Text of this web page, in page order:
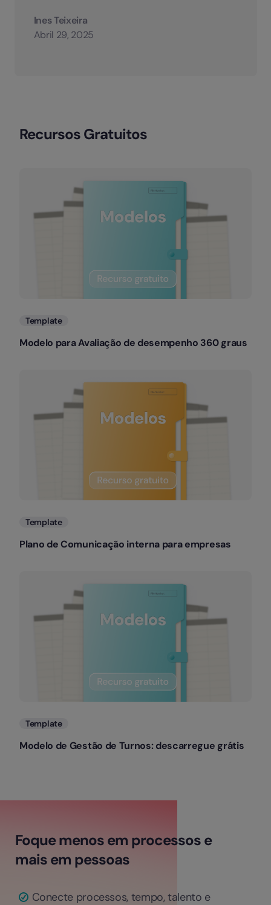
Ines Teixeira
Abril 29, 2025
Recursos Gratuitos
Template
Modelo para Avaliação de desempenho 360 graus
Template
Plano de Comunicação interna para empresas
Template
Modelo de Gestão de Turnos: descarregue grátis
Foque menos em processos e
mais em pessoas
Conecte processos, tempo, talento e